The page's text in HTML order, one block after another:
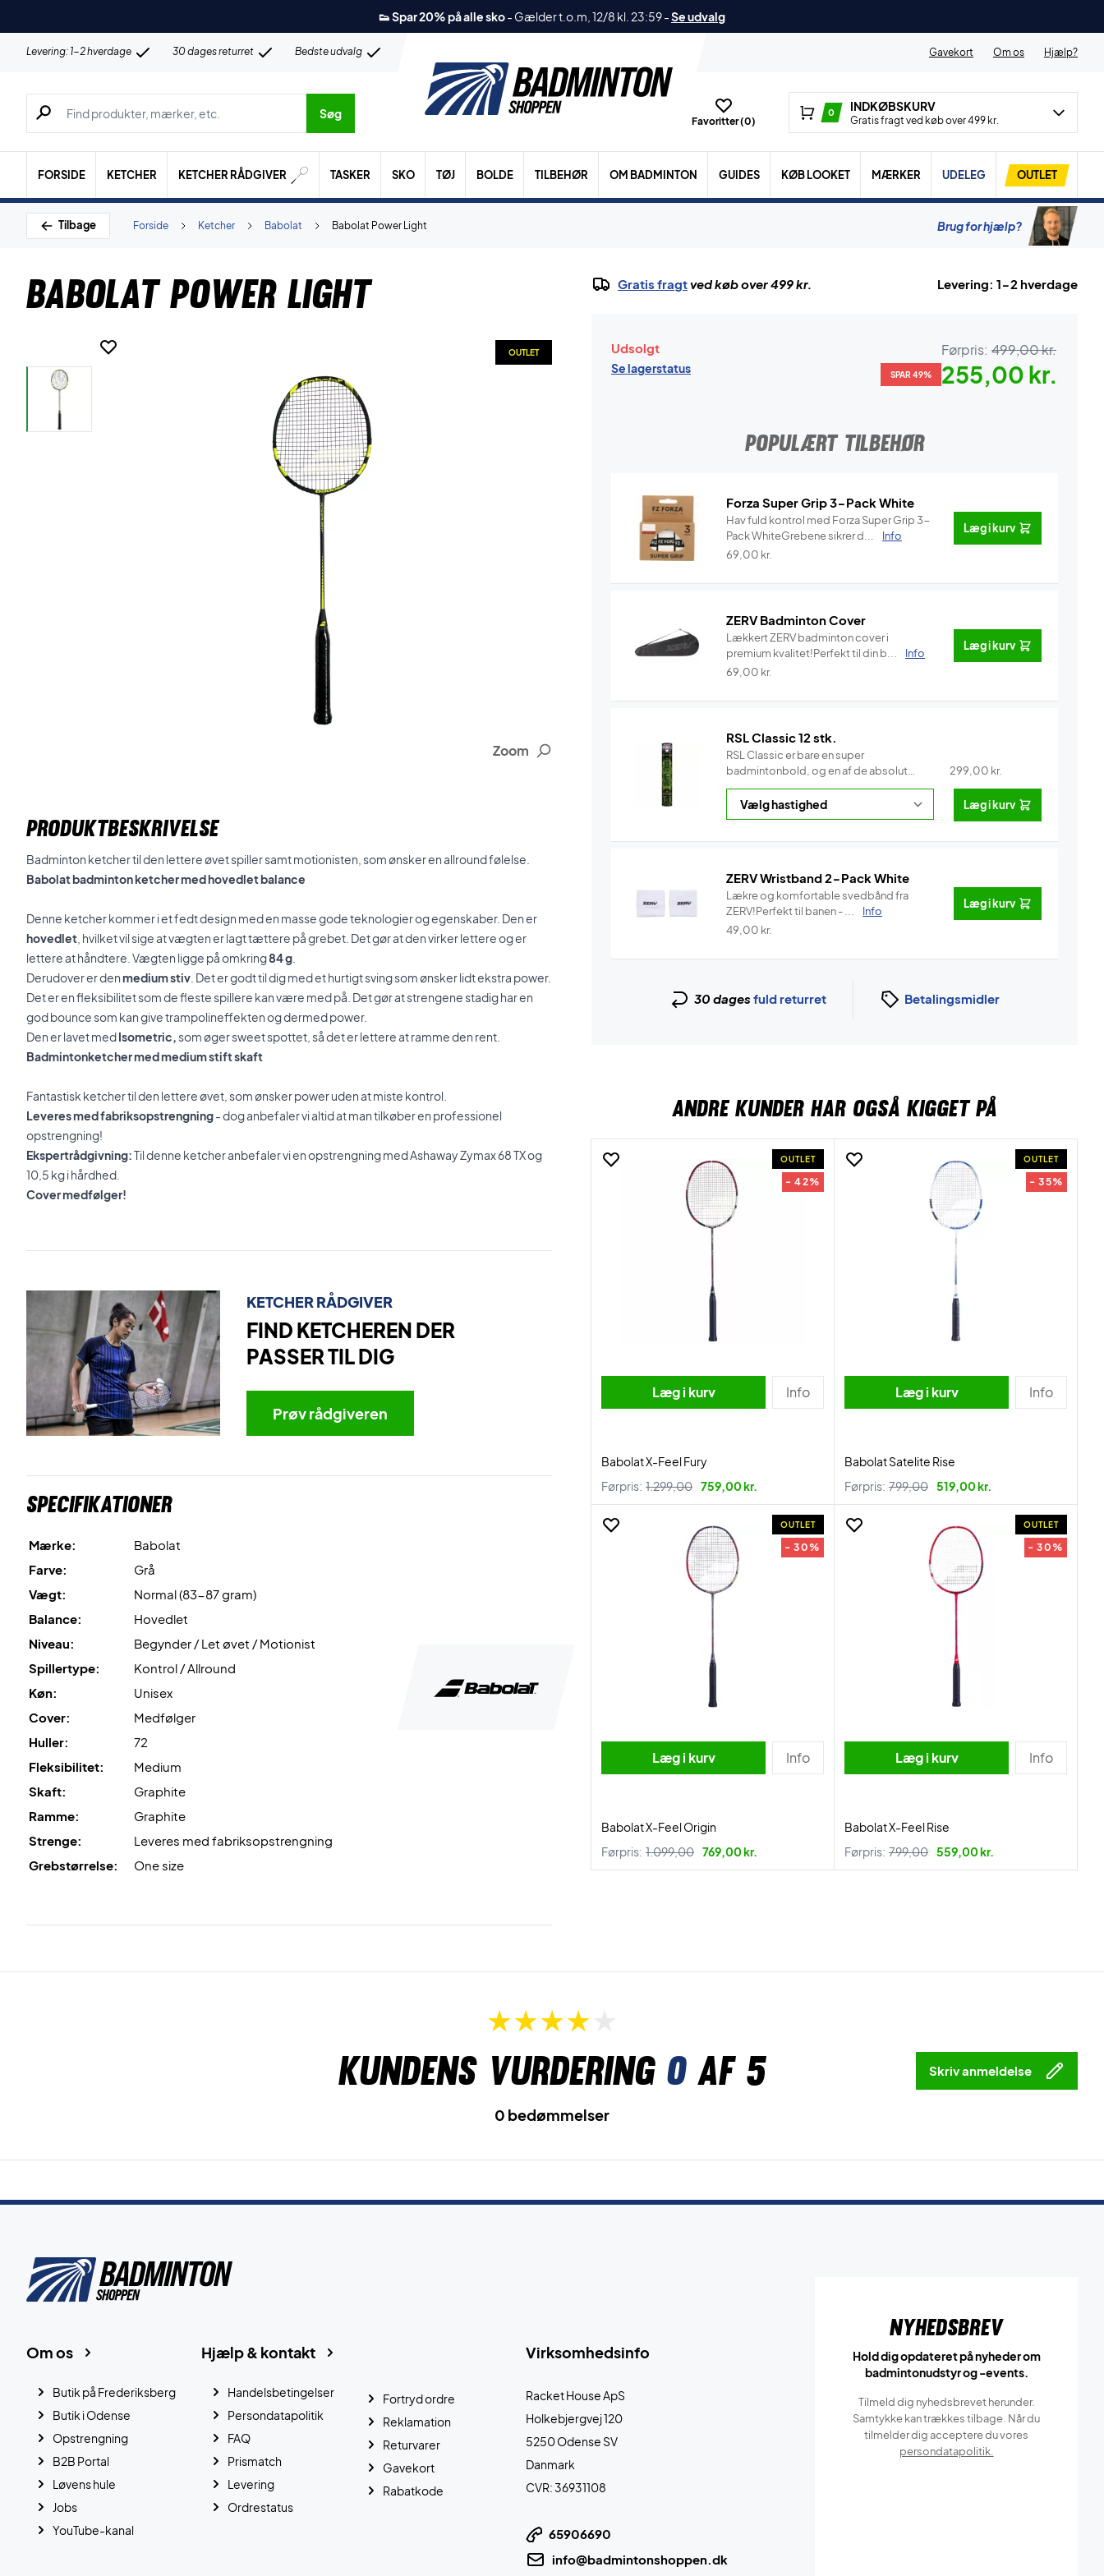
👟 Spar 20% på alle sko- Gælder t.o.m, 12/8 kl. 23:59-Se udvalg
Levering: 1-2 hverdage 30 dages returret Bedste udvalg Gavekort Om os Hjælp?
Søg efter produkter, mærker etc.
Søg
Favoritter (0)
0 INDKØBSKURV
Gratis fragt ved køb over 499 kr.
FORSIDE KETCHER KETCHER RÅDGIVER TASKER SKO TØJ BOLDE TILBEHØR OM BADMINTON GUIDES KØB LOOKET MÆRKER UDELEG OUTLET
Tilbage Babolat Power Light
Babolat
Ketcher
Forside Brug for hjælp?
Babolat Power Light
Zoom
OUTLET
PRODUKTBESKRIVELSE
Badminton ketcher til den lettere øvet spiller samt motionisten, som ønsker en allround følelse.
Babolat badminton ketcher med hovedlet balance
Denne ketcher kommer i et fedt design med en masse gode teknologier og egenskaber. Den er
hovedlet , hvilket vil sige at vægten er lagt tættere på grebet. Det gør at den virker lettere og er
lettere at håndtere. Vægten ligge på omkring84 g
Derudover er denmedium stiv . Det er godt til dig med et hurtigt sving som ønsker lidt ekstra power.
Det er en fleksibilitet som de fleste spillere kan være med på. Det gør at strengene stadig har en
god bounce som kan give trampolineffekten og dermed power.
Den er lavet medIsometric, som øger sweet spottet, så det er lettere at ramme den rent.
Badmintonketcher med medium stift skaft
Fantastisk ketcher til den lettere øvet, som ønsker power uden at miste kontrol.
Leveres med fabriksopstrengning- dog anbefaler vi altid at man tilkøber en professionel
opstrengning!
Ekspertrådgivning:Til denne ketcher anbefaler vi en opstrengning med Ashaway Zymax 68 TX og
10,5 kg i hårdhed.
Cover medfølger!
KETCHER RÅDGIVER
FIND KETCHEREN DER
PASSER TIL DIG
Prøv rådgiveren
Specifikationer
Mærke:
Babolat
Farve:
Grå
Vægt:
Normal (83-87 gram)
Balance:
Hovedlet
Niveau:
Begynder / Let øvet / Motionist
Spillertype:
Kontrol / Allround
Køn:
Unisex
Cover:
Medfølger
Huller:
72
Fleksibilitet:
Medium
Skaft:
Graphite
Ramme:
Graphite
Strenge:
Leveres med fabriksopstrengning
Grebstørrelse:
One size
Gratis fragtved køb over 499 kr. Levering: 1-2 hverdage
Udsolgt
Se lagerstatus
Førpris: 499,00 kr.
SPAR 49% 255,00 kr.
POPULÆRT TILBEHØR
Forza Super Grip 3-Pack White
Hav fuld kontrol med Forza Super Grip 3-
Pack WhiteGrebene sikrer d...
Info
69,00 kr.
Læg i kurv
ZERV Badminton Cover
Lækkert ZERV badminton cover i
premium kvalitet!Perfekt til din b...
Info
69,00 kr.
Læg i kurv
RSL Classic 12 stk.
RSL Classic er bare en super
badmintonbold, og en af de absolut
be... Info
299,00 kr.
Læg i kurv
ZERV Wristband 2-Pack White
Lækre og komfortable svedbånd fra
ZERV!Perfekt til banen - ...
Info
49,00 kr.
Læg i kurv
30 dages fuld returret Betalingsmidler
ANDRE KUNDER HAR OGSÅ KIGGET PÅ
OUTLET
- 42%
Læg i kurv Info
Babolat X-Feel Fury
Førpris: 1.299,00 759,00 kr.
OUTLET
- 35%
Læg i kurv Info
Babolat Satelite Rise
Førpris: 799,00 519,00 kr.
OUTLET
- 30%
Læg i kurv Info
Babolat X-Feel Origin
Førpris: 1.099,00 769,00 kr.
OUTLET
- 30%
Læg i kurv Info
Babolat X-Feel Rise
Førpris: 799,00 559,00 kr.
Kundens vurdering 0af 5 Skriv anmeldelse
0 bedømmelser
Virksomhedsinfo
Racket House ApS
Holkebjergvej 120
5250 Odense SV
Danmark
CVR: 36931108
65906690
info@badmintonshoppen.dk
Hjælp & kontakt
Handelsbetingelser
Persondatapolitik
FAQ
Prismatch
Levering
Ordrestatus
Fortryd ordre
Reklamation
Returvarer
Gavekort
Rabatkode
Om os
Butik på Frederiksberg
Butik i Odense
Opstrengning
B2B Portal
Løvens hule
Jobs
YouTube-kanal
Nyhedsbrev
Hold dig opdateret på nyheder om
badmintonudstyr og -events.
Tilmeld dig nyhedsbrevet herunder.
Samtykke kan trækkes tilbage. Når du
tilmelder dig acceptere du vores
persondatapolitik.